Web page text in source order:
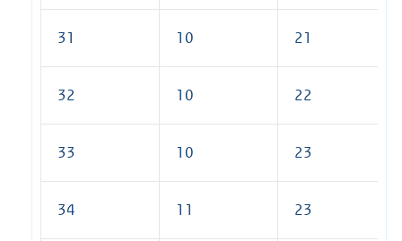
31 10 21
32 10 22
33 10 23
34 11 23